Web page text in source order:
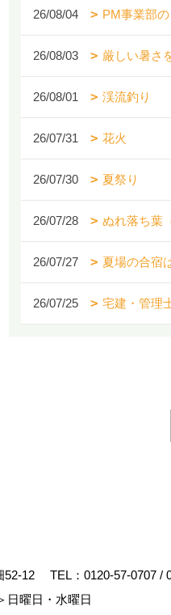
26/08/04 PM事業部の
26/08/03 厳しい暑さ
26/08/01 渓流釣り
26/07/31 花火
26/07/30 夏祭り
26/07/28 ぬれ落ち葉
26/07/27 夏場の合宿
26/07/25 宅建・管理
52-12 TEL： 0120-57-0707 /
日曜日・水曜日